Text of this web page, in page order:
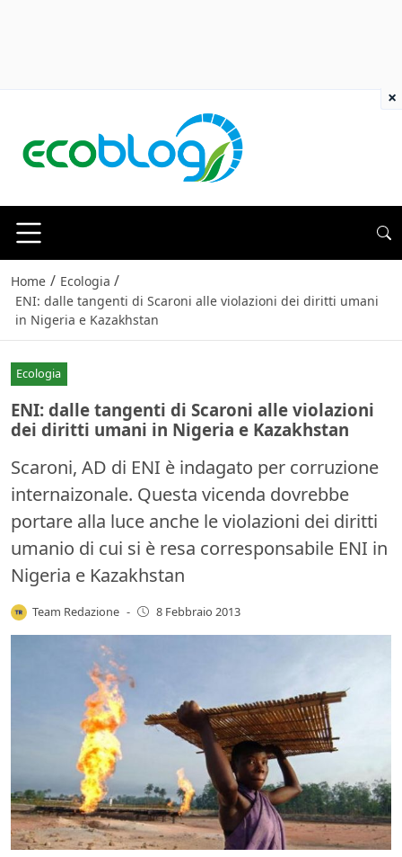
Home / Ecologia /
ENI: dalle tangenti di Scaroni alle violazioni dei diritti umani
in Nigeria e Kazakhstan
Ecologia
ENI: dalle tangenti di Scaroni alle violazioni
dei diritti umani in Nigeria e Kazakhstan
Scaroni, AD di ENI è indagato per corruzione
internaizonale. Questa vicenda dovrebbe
portare alla luce anche le violazioni dei diritti
umanio di cui si è resa corresponsabile ENI in
Nigeria e Kazakhstan
Team Redazione - 8 Febbraio 2013
×